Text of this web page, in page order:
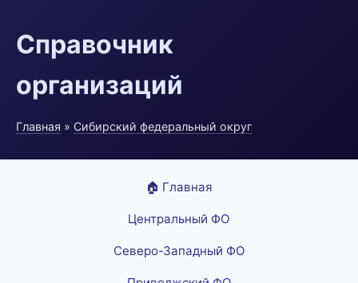
Справочник
организаций
Главная » Сибирский федеральный округ
🏠 Главная
Центральный ФО
Северо-Западный ФО